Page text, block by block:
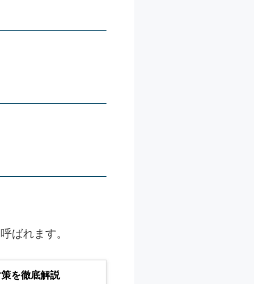
ばれます。
を徹底解説